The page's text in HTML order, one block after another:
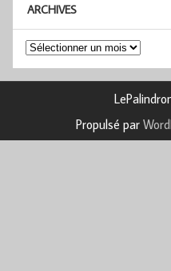
ARCHIVES
Archives
Propulsé par